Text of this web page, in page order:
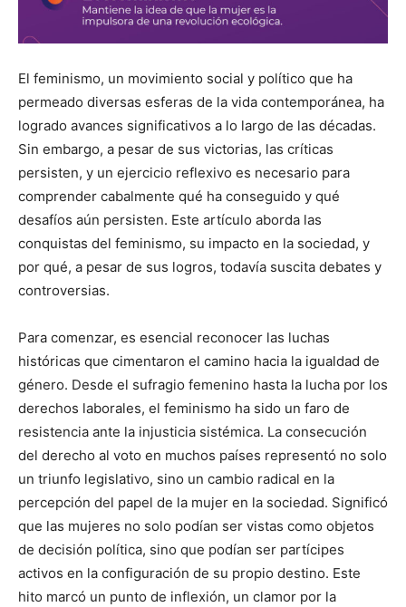
El feminismo, un movimiento social y político que ha
permeado diversas esferas de la vida contemporánea, ha
logrado avances significativos a lo largo de las décadas.
Sin embargo, a pesar de sus victorias, las críticas
persisten, y un ejercicio reflexivo es necesario para
comprender cabalmente qué ha conseguido y qué
desafíos aún persisten. Este artículo aborda las
conquistas del feminismo, su impacto en la sociedad, y
por qué, a pesar de sus logros, todavía suscita debates y
controversias.
Para comenzar, es esencial reconocer las luchas
históricas que cimentaron el camino hacia la igualdad de
género. Desde el sufragio femenino hasta la lucha por los
derechos laborales, el feminismo ha sido un faro de
resistencia ante la injusticia sistémica. La consecución
del derecho al voto en muchos países representó no solo
un triunfo legislativo, sino un cambio radical en la
percepción del papel de la mujer en la sociedad. Significó
que las mujeres no solo podían ser vistas como objetos
de decisión política, sino que podían ser partícipes
activos en la configuración de su propio destino. Este
hito marcó un punto de inflexión, un clamor por la